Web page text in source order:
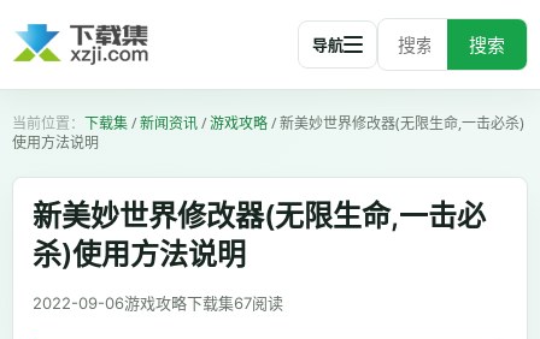
搜索
导航
下载集/新闻资讯/游戏攻略/新美妙世界修改器(无限生命,一击必杀)
使用方法说明
新美妙世界修改器(无限生命,一击必
杀)使用方法说明
2022-09-06游戏攻略下载集67阅读